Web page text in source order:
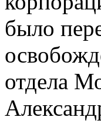
было
отдела